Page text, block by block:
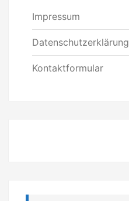
Impressum
Datenschutzerklärung
Kontaktformular